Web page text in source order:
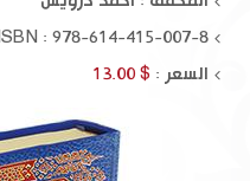
ISBN : 978-614-415-007-8
السعر : $ 13.00